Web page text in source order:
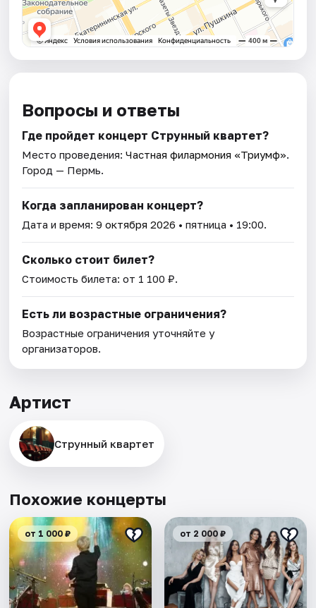
Вопросы и ответы
Где пройдет концерт Струнный квартет?
Место проведения:Частная филармония «Триумф».
Город — Пермь.
Когда запланирован концерт?
Дата и время:9 октября 2026 • пятница • 19:00.
Сколько стоит билет?
Стоимость билета: от 1 100 ₽.
Есть ли возрастные ограничения?
Возрастные ограничения уточняйте у
организаторов.
Артист
Струнный квартет
Похожие концерты
от 1 000 ₽ от 2 000 ₽